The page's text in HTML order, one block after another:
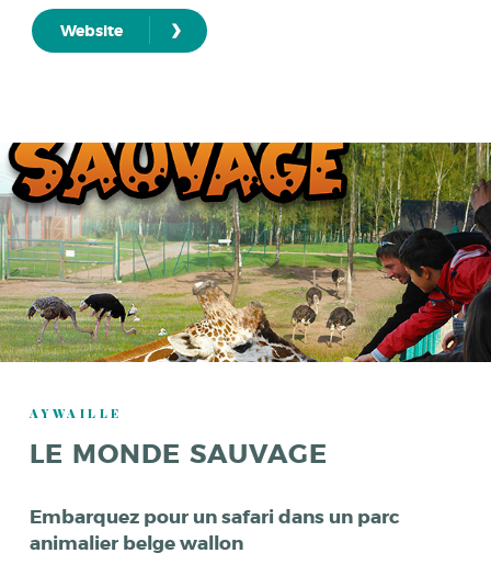
Website ›
AYWAILLE
LE MONDE SAUVAGE
Embarquez pour un safari dans un parc
animalier belge wallon